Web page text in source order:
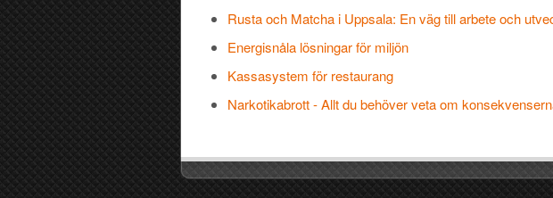
Rusta och Matcha i Uppsala: En väg till arbete och
Energisnåla lösningar för miljön
Kassasystem för restaurang
Narkotikabrott - Allt du behöver veta om